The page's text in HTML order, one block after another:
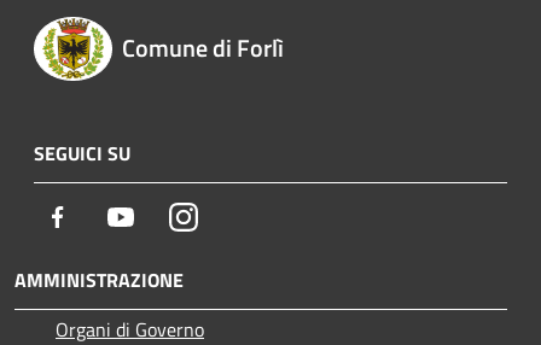
Comune di Forlì
SEGUICI SU
Facebook YoutubeInstagram
AMMINISTRAZIONE
Organi di Governo